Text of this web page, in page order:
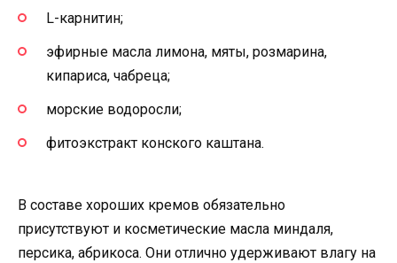
L-карнитин;
эфирные масла лимона, мяты, розмарина,
кипариса, чабреца;
морские водоросли;
фитоэкстракт конского каштана.
В составе хороших кремов обязательно
присутствуют и косметические масла миндаля,
персика, абрикоса. Они отлично удерживают влагу на